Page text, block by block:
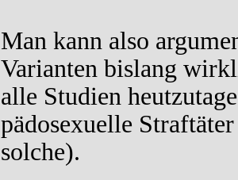
Man kann also
Varianten bislang
alle Studien
pädosexuelle
solche).